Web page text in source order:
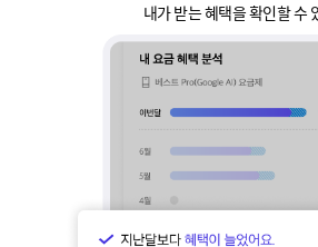
내가 받는 혜택을 확인할 수